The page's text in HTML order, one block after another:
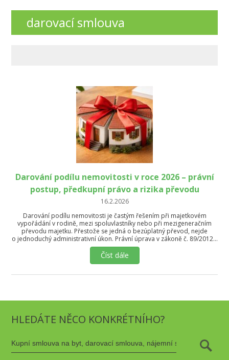
darovací smlouva
Darování podílu nemovitosti v roce 2026 – právní
postup, předkupní právo a rizika převodu
16.2.2026
Darování podílu nemovitosti je častým řešením při majetkovém
vypořádání v rodině, mezi spoluvlastníky nebo při mezigeneračním
převodu majetku. Přestože se jedná o bezúplatný převod, nejde
o jednoduchý administrativní úkon. Právní úprava v zákoně č. 89/2012…
Číst dále
HLEDÁTE NĚCO KONKRÉTNÍHO?